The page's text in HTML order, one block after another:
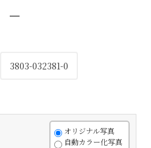
−
3803-032381-0
オリジナル写真
自動カラー化写真